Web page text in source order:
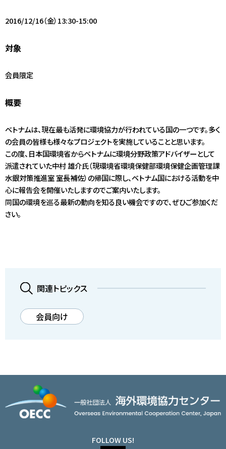
2016/12/16（金）13:30-15:00
対象
会員限定
概要
ベトナムは、現在最も活発に環境協力が行われている国の一つです。多く
の会員の皆様も様々なプロジェクトを実施していることと思います。
この度、日本国環境省からベトナムに環境分野政策アドバイザーとして
派遣されていた中村 雄介氏（現環境省環境保健部環境保健企画管理課
水銀対策推進室 室長補佐）の帰国に際し、ベトナム国における活動を中
心に報告会を開催いたしますのでご案内いたします。
同国の環境を巡る最新の動向を知る良い機会ですので、ぜひご参加くだ
さい。
関連トピックス
会員向け
FOLLOW US!